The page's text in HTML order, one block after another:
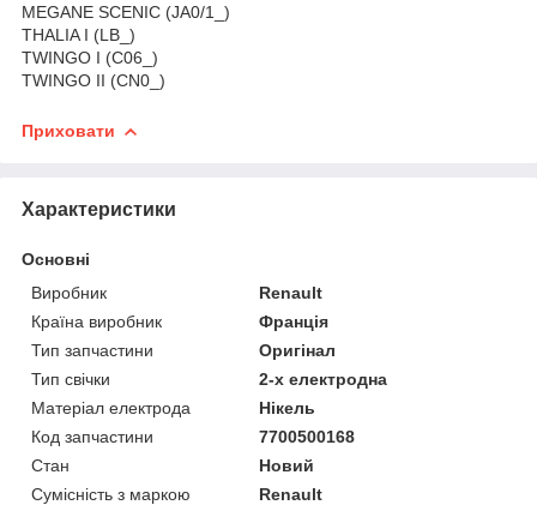
MEGANE SCENIC (JA0/1_)
THALIA I (LB_)
TWINGO I (C06_)
TWINGO II (CN0_)
Приховати
Характеристики
Основні
Виробник
Renault
Країна виробник
Франція
Тип запчастини
Оригінал
Тип свічки
2-х електродна
Матеріал електрода
Нікель
Код запчастини
7700500168
Стан
Новий
Сумісність з маркою
Renault